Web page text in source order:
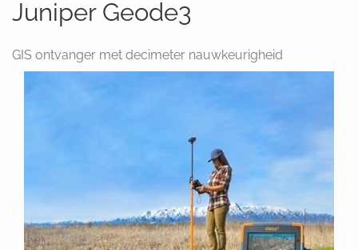
Juniper Geode3
GIS ontvanger met decimeter nauwkeurigheid